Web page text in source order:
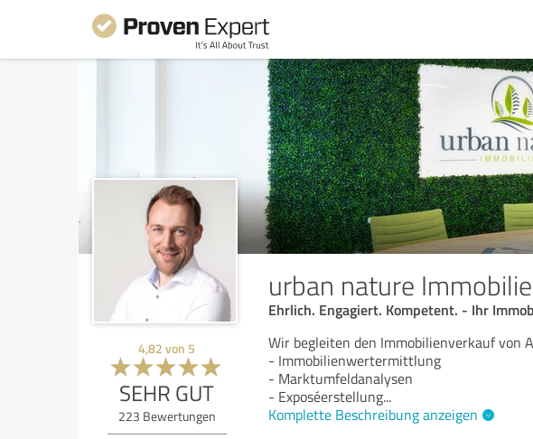
urban nature
Ehrlich. Engagiert. Kompetent. - Ihr
4,82 von 5
SEHR GUT
223 Bewertungen
Wir begleiten den Immobilienverkauf von
- Immobilienwertermittlung
- Marktumfeldanalysen
- Exposéerstellung...
Komplette Beschreibung anzeigen